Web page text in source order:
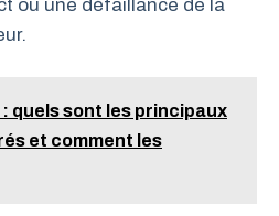
ou une défaillance de la
: quels sont les principaux
et comment les